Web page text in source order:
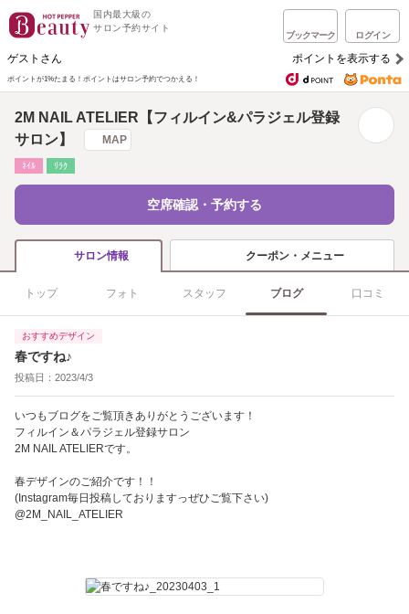
国内最大級の
サロン予約サイト
ブックマーク ログイン
ゲストさん ポイントを表示する
ポイントが1%たまる！ ポイントはサロン予約でつかえる！
2M NAIL ATELIER【フィルイン&パラジェル登録
サロン】
MAP
ﾈｲﾙ ﾘﾗｸ
空席確認・予約する
サロン情報 クーポン・メニュー
トップ フォト スタッフ ブログ 口コミ
おすすめデザイン
春ですね♪
投稿日：2023/4/3
いつもブログをご覧頂きありがとうございます！
フィルイン＆パラジェル登録サロン
2M NAIL ATELIERです。
春デザインのご紹介です！！
(Instagram毎日投稿しておりますっぜひご覧下さい)
@2M_NAIL_ATELIER